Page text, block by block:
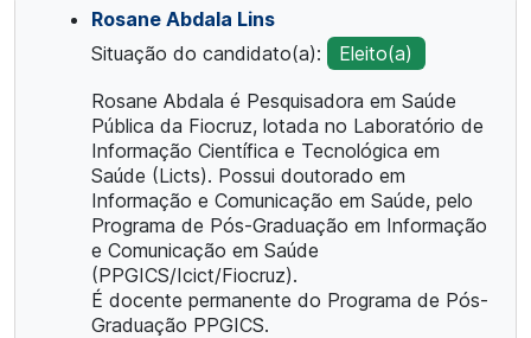
Rosane Abdala Lins
Situação do candidato(a):
Eleito(a)
Rosane Abdala é Pesquisadora em Saúde
Pública da Fiocruz, lotada no Laboratório de
Informação Científica e Tecnológica em
Saúde (Licts). Possui doutorado em
Informação e Comunicação em Saúde, pelo
Programa de Pós-Graduação em Informação
e Comunicação em Saúde
(PPGICS/Icict/Fiocruz).
É docente permanente do Programa de Pós-
Graduação PPGICS.